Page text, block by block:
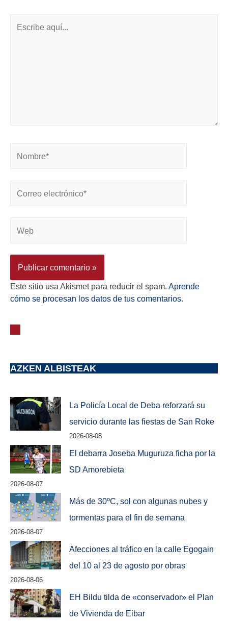
Este sitio usa Akismet para reducir el spam. Aprende
cómo se procesan los datos de tus comentarios.
AZKEN ALBISTEAK
La Policía Local de Deba reforzará su
servicio durante las fiestas de San Roke
2026-08-08
El debarra Joseba Muguruza ficha por la
SD Amorebieta
2026-08-07
Más de 30ºC, sol con algunas nubes y
tormentas para el fin de semana
2026-08-07
Afecciones al tráfico en la calle Egogain
del 10 al 23 de agosto por obras
2026-08-06
EH Bildu tilda de «conservador» el Plan
de Vivienda de Eibar